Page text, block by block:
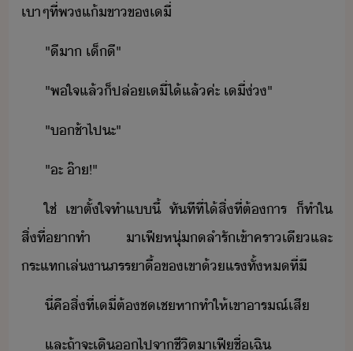
เา​ๆ​ที่​พ​แ้​ขา​ข​เี​่
"​ีา​ ​เ็ี​"
"​พใจ​แล้็​ปล่​เี​่​ไ้​แล้​ค่ะ​ ​เี​่​่​"
"​​ช้า​ไป​ะ​"
"​ะ​ ​๊า​!​"​
ใช่​ ​เขา​ตั้ใจ​ทำ​แี้​ ​ทัทีที่​ไ้​สิ่​ที่​ต้าร​ ​็​ทำ​ใ​
สิ่​ที่​า​ทำ​ ​าเฟี​หุ่​​ลำ​รั​เข้า​ครา​เี​และ​
ระแท​เล่า​ภรรา​ื้​ข​เขา​้​แร​ทั้ห​ที่​ี​
ี่​คื​สิ่​ที่​เี​่​ต้​ชเช​หา​ทำให้​เขา​ารณ์เสี
และ​ถ้า​จะ​เิ​​ไป​จา​ชีิต​าเฟี​ชื่​เฉิ